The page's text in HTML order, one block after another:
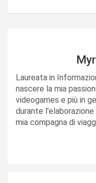
Laureata in
nascere la mia
videogames e più in
durante
mia compagna di